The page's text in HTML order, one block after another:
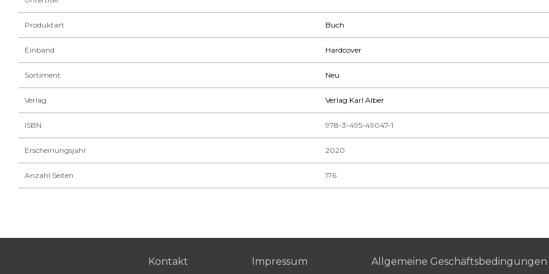
Produktart Buch
Einband Hardcover
Sortiment Neu
Verlag Verlag Karl Alber
ISBN 978-3-495-49047-1
Erscheinungsjahr 2020
Anzahl Seiten 176
Kontakt Impressum Allgemeine Geschäftsbedingungen